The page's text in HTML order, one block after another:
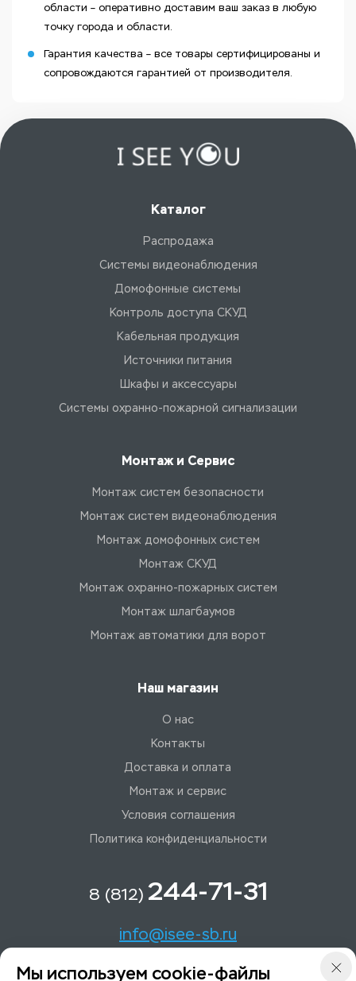
области – оперативно доставим ваш заказ в любую
точку города и области.
Гарантия качества – все товары сертифицированы и
сопровождаются гарантией от производителя.
Каталог
Распродажа
Системы видеонаблюдения
Домофонные системы
Контроль доступа СКУД
Кабельная продукция
Источники питания
Шкафы и аксессуары
Системы охранно-пожарной сигнализации
Монтаж и Сервис
Монтаж систем безопасности
Монтаж систем видеонаблюдения
Монтаж домофонных систем
Монтаж СКУД
Монтаж охранно-пожарных систем
Монтаж шлагбаумов
Монтаж автоматики для ворот
Наш магазин
О нас
Контакты
Доставка и оплата
Монтаж и сервис
Условия соглашения
Политика конфиденциальности
8 (812) 244-71-31
info@isee-sb.ru
Светлановский пр-кт, д. 70, корп. 1
Мы используем cookie-файлы